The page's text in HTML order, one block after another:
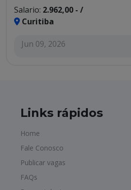
Salario: 2.962,00 - /
Curitiba
Jun 09, 2026
Links rápidos
Home
Fale Conosco
Publicar vagas
FAQs